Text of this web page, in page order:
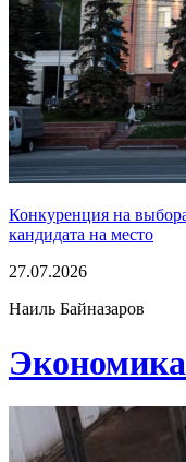
Конкуренция на
кандидата на место
27.07.2026
Наиль Байназаров
Экономика